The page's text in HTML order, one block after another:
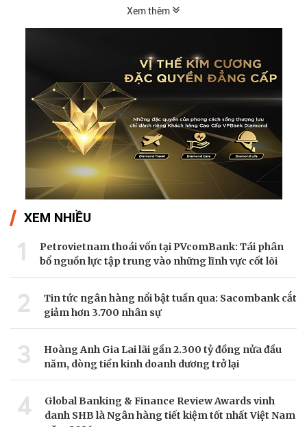
Xem thêm
XEM NHIỀU
1
Petrovietnam thoái vốn tại PVcomBank: Tái phân
bổ nguồn lực tập trung vào những lĩnh vực cốt lõi
2
Tin tức ngân hàng nổi bật tuần qua: Sacombank cắt
giảm hơn 3.700 nhân sự
3
Hoàng Anh Gia Lai lãi gần 2.300 tỷ đồng nửa đầu
năm, dòng tiền kinh doanh dương trở lại
4
Global Banking & Finance Review Awards vinh
danh SHB là Ngân hàng tiết kiệm tốt nhất Việt Nam